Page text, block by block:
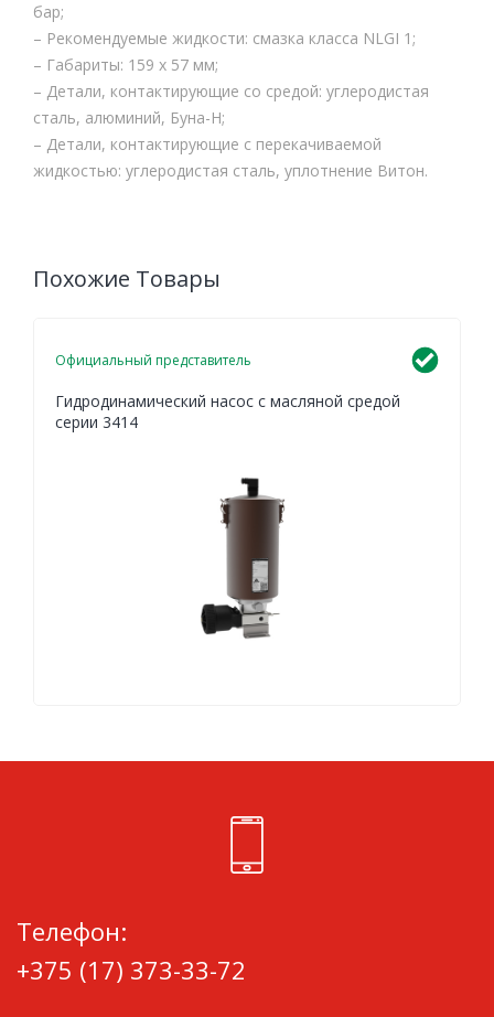
бар;
– Рекомендуемые жидкости: смазка класса NLGI 1;
– Габариты: 159 х 57 мм;
– Детали, контактирующие со средой: углеродистая
сталь, алюминий, Буна-Н;
– Детали, контактирующие с перекачиваемой
жидкостью: углеродистая сталь, уплотнение Витон.
Похожие Товары
Официальный представитель
Гидродинамический насос с масляной средой
серии 3414
Телефон:
+375 (17) 373-33-72